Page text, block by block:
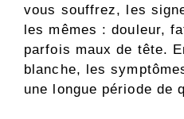
vous souffrez, les
les mêmes : douleur,
parfois maux de tête.
blanche, les
une longue période de